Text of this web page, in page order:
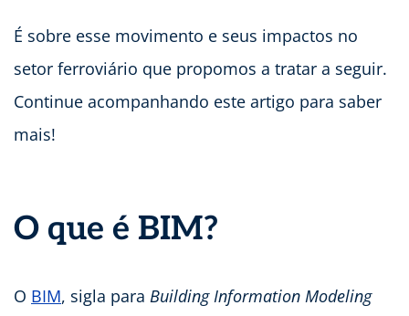
É sobre esse movimento e seus impactos no
setor ferroviário que propomos a tratar a seguir.
Continue acompanhando este artigo para saber
mais!
O que é BIM?
O BIM, sigla para Building Information Modeling